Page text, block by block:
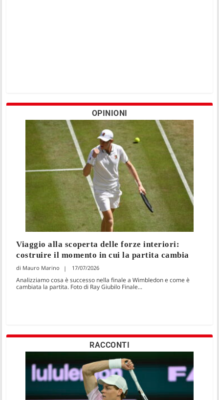
OPINIONI
Viaggio alla scoperta delle forze interiori:
costruire il momento in cui la partita cambia
Mauro Marino 17/07/2026
Analizziamo cosa è successo nella finale a Wimbledon e come è
cambiata la partita. Foto di Ray Giubilo Finale...
RACCONTI